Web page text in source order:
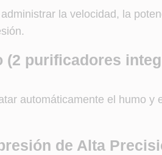
la velocidad, la
(2 purificadores
automáticamente el humo
de Alta